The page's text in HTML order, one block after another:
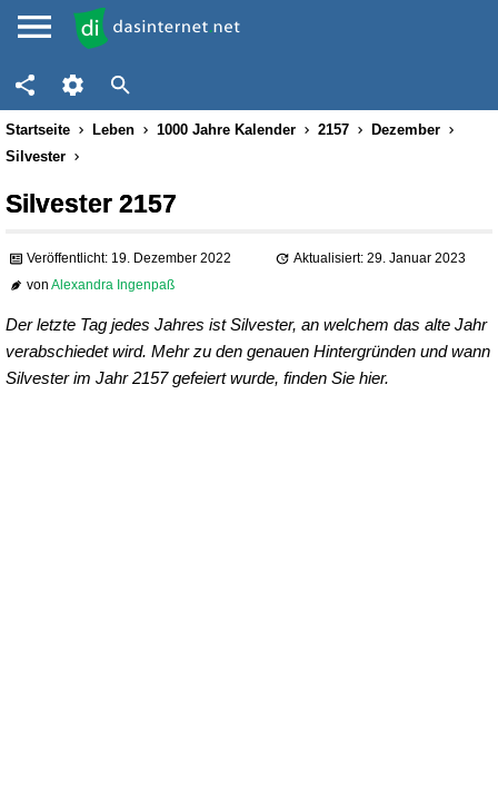
Startseite Leben 1000 Jahre Kalender 2157
Dezember
Silvester
Silvester 2157
Veröffentlicht: 19. Dezember 2022
Aktualisiert: 29. Januar 2023
vonAlexandra Ingenpaß
Der letzte Tag jedes Jahres ist Silvester, an welchem das alte Jahr
verabschiedet wird. Mehr zu den genauen Hintergründen und wann
Silvester im Jahr 2157 gefeiert wurde, finden Sie hier.